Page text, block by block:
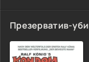
который помогает
превращается в
Монте-Кристо. Теперь
полон решимости
Как далеко он зайдёт
Презерватив-